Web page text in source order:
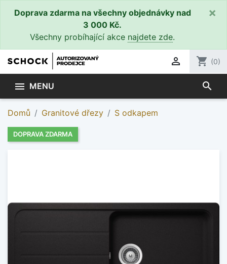
Doprava zdarma na všechny objednávky nad
3 000 Kč.
Všechny probíhající akce najdete zde.
×
 shopping_cart (0)
 MENU search
Domů Granitové dřezy S odkapem
DOPRAVA ZDARMA